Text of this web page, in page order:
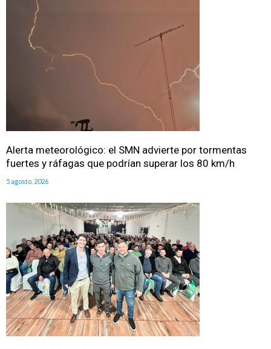
Alerta meteorológico: el SMN advierte por tormentas
fuertes y ráfagas que podrían superar los 80 km/h
5 agosto, 2026